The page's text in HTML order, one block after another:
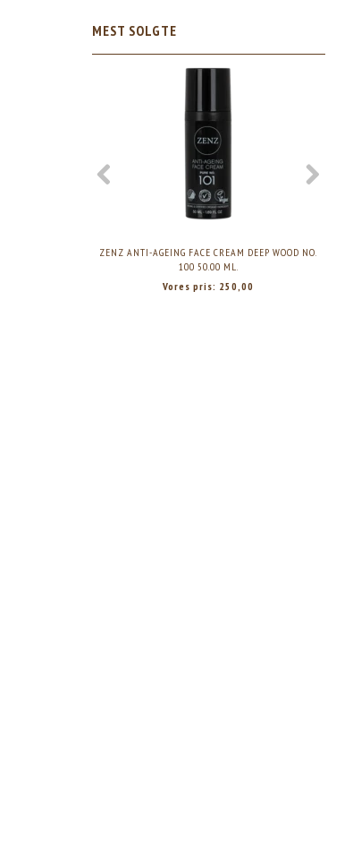
MEST SOLGTE
ZENZ ANTI-AGEING FACE CREAM DEEP WOOD NO.
100 50.00 ML.
Vores pris: 250,00